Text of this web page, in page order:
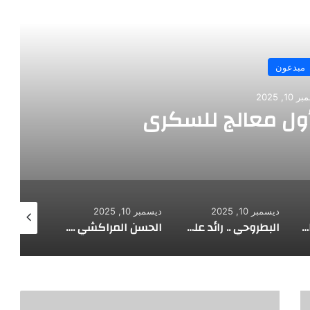
مبدعون
2025
معالج للسكري
الألماني بنز مخترع السيارة الحديثة
ديسمبر 10, 2025
البطروحي .. رائد علم الفلك الحديث
ديسمبر 10, 2025
الحسن المراكشي .. أعظم من صنف علم المثلثات أبو علي الحسن
ديسمبر 10, 2025